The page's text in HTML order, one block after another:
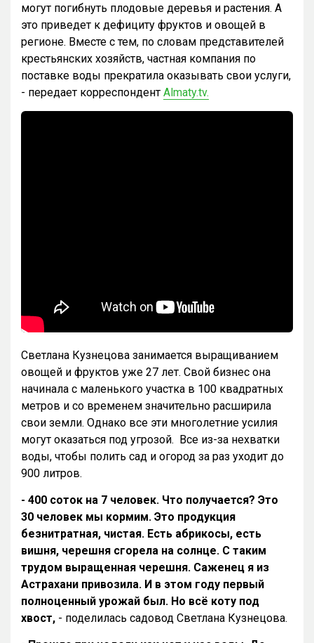
могут погибнуть плодовые деревья и растения. А
это приведет к дефициту фруктов и овощей в
регионе. Вместе с тем, по словам представителей
крестьянских хозяйств, частная компания по
поставке воды прекратила оказывать свои услуги,
- передает корреспондент Almaty.tv.
Светлана Кузнецова занимается выращиванием
овощей и фруктов уже 27 лет. Свой бизнес она
начинала с маленького участка в 100 квадратных
метров и со временем значительно расширила
свои земли. Однако все эти многолетние усилия
могут оказаться под угрозой. Все из-за нехватки
воды, чтобы полить сад и огород за раз уходит до
900 литров.
- 400 соток на 7 человек. Что получается? Это
30 человек мы кормим. Это продукция
безнитратная, чистая. Есть абрикосы, есть
вишня, черешня сгорела на солнце. С таким
трудом выращенная черешня. Саженец я из
Астрахани привозила. И в этом году первый
полноценный урожай был. Но всё коту под
хвост, - поделилась садовод Светлана Кузнецова.